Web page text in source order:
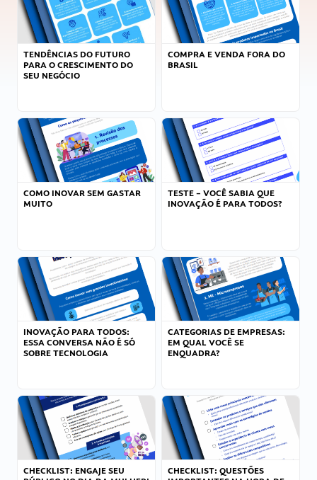
TENDÊNCIAS DO FUTURO
PARA O CRESCIMENTO DO
SEU NEGÓCIO
COMPRA E VENDA FORA DO
BRASIL
COMO INOVAR SEM GASTAR
MUITO
TESTE – VOCÊ SABIA QUE
INOVAÇÃO É PARA TODOS?
INOVAÇÃO PARA TODOS:
ESSA CONVERSA NÃO É SÓ
SOBRE TECNOLOGIA
CATEGORIAS DE EMPRESAS:
EM QUAL VOCÊ SE
ENQUADRA?
CHECKLIST: ENGAJE SEU
CHECKLIST: QUESTÕES